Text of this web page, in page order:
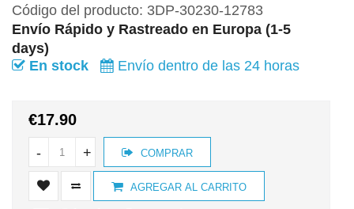
Código del producto: 3DP-30230-12783
Envío Rápido y Rastreado en Europa (1-5
days)
En stock
Envío dentro de las 24 horas
€17.90
- + COMPRAR
AGREGAR AL CARRITO